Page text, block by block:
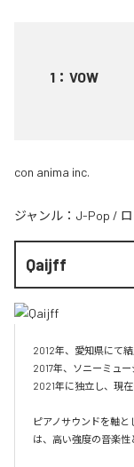
1 ： VOW
con anima inc.
ジャンル： J-Pop /
Qaijff
2012年、愛知県にて結
2017年、ソニーミュー
2021年に独立し、現
ピアノサウンドを軸
は、高い強度の音楽性